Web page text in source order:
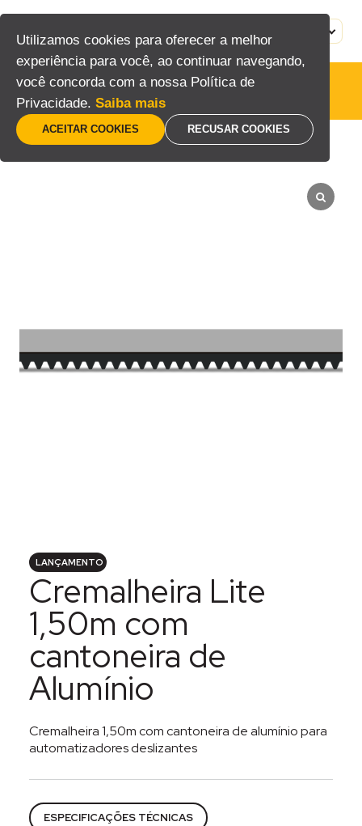
Utilizamos cookies para oferecer a melhor
experiência para você, ao continuar navegando,
você concorda com a nossa Política de
Privacidade. Saiba mais
RECUSAR COOKIES
ACEITAR COOKIES
conteúdo
Acessórios
Home / Acesso / Automatizadores / Acessórios
Cremalheira Lite
1,50m com
cantoneira de
Alumínio
LANÇAMENTO
Cremalheira 1,50m com cantoneira de alumínio para
automatizadores deslizantes
ESPECIFICAÇÕES TÉCNICAS